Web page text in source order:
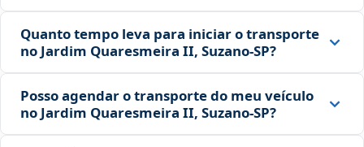
Quanto tempo leva para iniciar o transporte
no Jardim Quaresmeira II, Suzano‑SP?
Posso agendar o transporte do meu veículo
no Jardim Quaresmeira II, Suzano‑SP?